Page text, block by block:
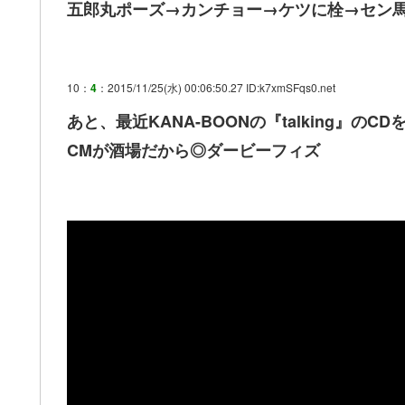
五郎丸ポーズ→カンチョー→ケツに栓→セン
10： 4 ：2015/11/25(水) 00:06:50.27 ID:k7xmSFqs0.net
あと、最近KANA-BOONの『talking』のCD
CMが酒場だから◎ダービーフィズ